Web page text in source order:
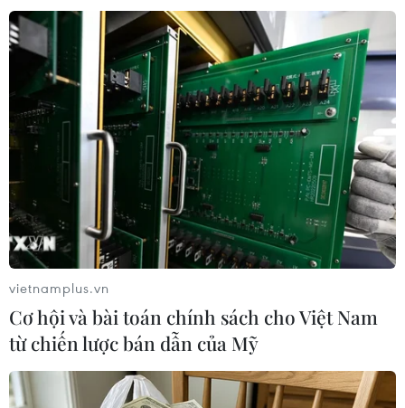
Một gia đình với đồ đạc cồng kềnh về quê ăn Tết. (Ảnh: Hoàng
Hiếu/TTXVN)
Đông người và phương tiện di chuyển hướng bến xe Nước
Ngầm đi quốc lộ 1. (Ảnh: Hoàng Hiếu/TTXVN)
vietnamplus.vn
Cơ hội và bài toán chính sách cho Việt Nam
từ chiến lược bán dẫn của Mỹ